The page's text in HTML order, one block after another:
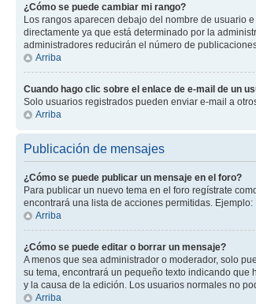
¿Cómo se puede cambiar mi rango?
Los rangos aparecen debajo del nombre de usuario
directamente ya que está determinado por la
administradores reducirán el número de
Arriba
Cuando hago clic sobre el enlace de e-mail de un
Solo usuarios registrados pueden enviar e-mail a
Arriba
Publicación de mensajes
¿Cómo se puede publicar un mensaje en el foro?
Para publicar un nuevo tema en el foro regístrate
encontrará una lista de acciones permitidas.
Arriba
¿Cómo se puede editar o borrar un mensaje?
A menos que sea administrador o moderador, solo
su tema, encontrará un pequeño texto indicando
y la causa de la edición. Los usuarios normales no
Arriba